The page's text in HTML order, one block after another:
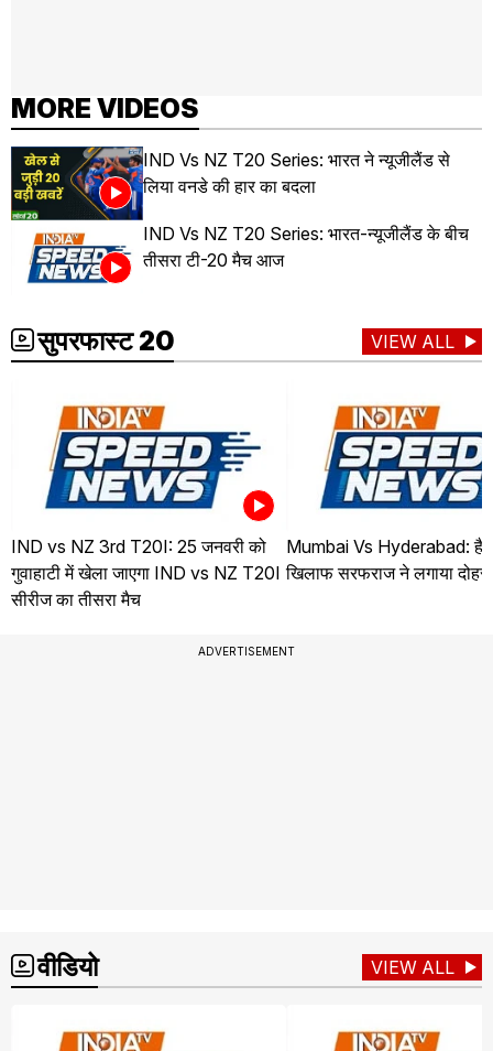
MORE VIDEOS
IND Vs NZ T20 Series: भारत ने न्यूजीलैंड से
लिया वनडे की हार का बदला
IND Vs NZ T20 Series: भारत-न्यूजीलैंड के बीच
तीसरा टी-20 मैच आज
सुपरफास्ट 20 VIEW ALL
IND vs NZ 3rd T20I: 25 जनवरी को
गुवाहाटी में खेला जाएगा IND vs NZ T20I
सीरीज का तीसरा मैच
Mumbai Vs Hyderabad:
खिलाफ सरफराज ने लगाया
ADVERTISEMENT
वीडियो VIEW ALL